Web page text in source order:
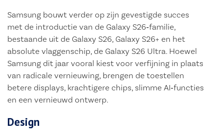
Samsung bouwt verder op zijn gevestigde succes
met de introductie van de Galaxy S26‑familie,
bestaande uit de Galaxy S26, Galaxy S26+ en het
absolute vlaggenschip, de Galaxy S26 Ultra. Hoewel
Samsung dit jaar vooral kiest voor verfijning in plaats
van radicale vernieuwing, brengen de toestellen
betere displays, krachtigere chips, slimme AI‑functies
en een vernieuwd ontwerp.
Design